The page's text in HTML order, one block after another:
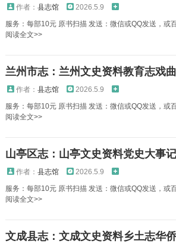
作者： 县志馆
2026.5.9
服务：每部10元 原书扫描 发送：微信或QQ发送，或
阅读全文>>
作者： 县志馆
2026.5.9
服务：每部10元 原书扫描 发送：微信或QQ发送，或
阅读全文>>
作者： 县志馆
2026.5.9
服务：每部10元 原书扫描 发送：微信或QQ发送，或
阅读全文>>